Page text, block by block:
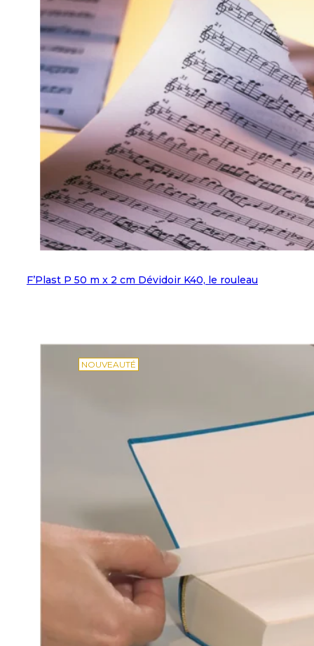
F’Plast P 50 m x 2 cm Dévidoir K40, le rouleau
NOUVEAUTÉ